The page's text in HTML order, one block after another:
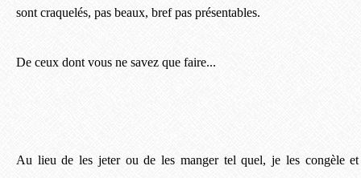
sont craquelés, pas beaux, bref pas présentables.
De ceux dont vous ne savez que faire...
Au lieu de les jeter ou de les manger tel quel, je les congèle et